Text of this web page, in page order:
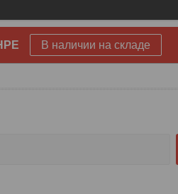
В наличии на складе